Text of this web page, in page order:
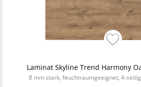
Laminat Skyline Trend Harmony
8 mm stark, feuchtraumgeeignet, 4-